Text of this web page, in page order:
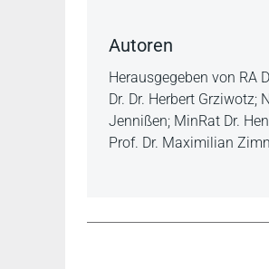
Autoren
Herausgegeben von RA
Dr. Dr. Herbert Grziwotz;
Jennißen; MinRat Dr.
Prof. Dr. Maximilian